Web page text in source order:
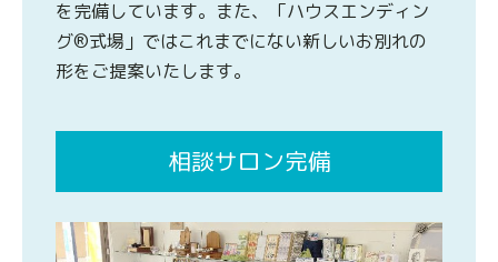
を完備しています。また、「ハウスエンディン
グ®式場」ではこれまでにない新しいお別れの
形をご提案いたします。
相談サロン完備